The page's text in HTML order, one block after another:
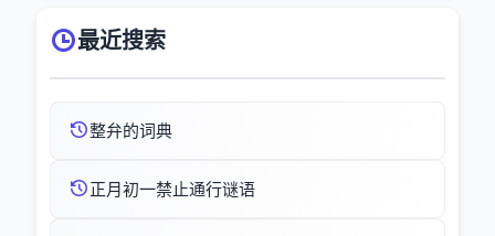
最近搜索
整弁的词典
正月初一禁止通行谜语